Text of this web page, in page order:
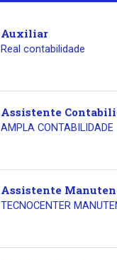
Auxiliar
Real contabilidade
Assistente
AMPLA CONTABILIDADE
Assistente
TECNOCENTER